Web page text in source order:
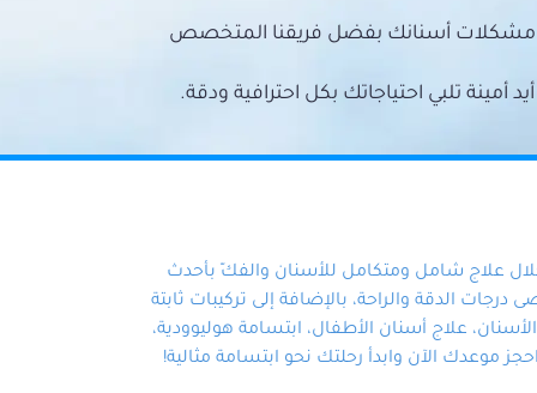
مشكلات أسنانك بفضل فريقنا المتخصص
تلبي احتياجاتك بكل احترافية ودقة.
علاج شامل ومتكامل للأسنان والفكّ بأحدث
الدقة والراحة، بالإضافة إلى تركيبات ثابتة
علاج أسنان الأطفال، ابتسامة هوليوودية،
موعدك الآن وابدأ رحلتك نحو ابتسامة مثالية!